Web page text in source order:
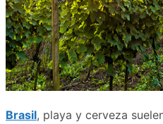
Brasil, playa y cerveza